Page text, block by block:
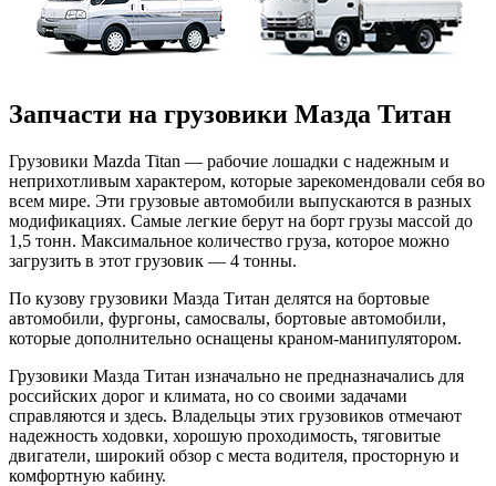
Запчасти на грузовики Мазда Титан
Грузовики Mazda Titan — рабочие лошадки с надежным и
неприхотливым характером, которые зарекомендовали себя во
всем мире. Эти грузовые автомобили выпускаются в разных
модификациях. Самые легкие берут на борт грузы массой до
1,5 тонн. Максимальное количество груза, которое можно
загрузить в этот грузовик — 4 тонны.
По кузову грузовики Мазда Титан делятся на бортовые
автомобили, фургоны, самосвалы, бортовые автомобили,
которые дополнительно оснащены краном-манипулятором.
Грузовики Мазда Титан изначально не предназначались для
российских дорог и климата, но со своими задачами
справляются и здесь. Владельцы этих грузовиков отмечают
надежность ходовки, хорошую проходимость, тяговитые
двигатели, широкий обзор с места водителя, просторную и
комфортную кабину.